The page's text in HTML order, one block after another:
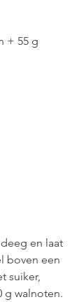
+ 55 g
en laat
boven een
suiker,
g walnoten.